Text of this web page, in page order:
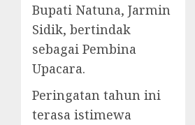
Bupati Natuna, Jarmin
Sidik, bertindak
sebagai Pembina
Upacara.
Peringatan tahun ini
terasa istimewa